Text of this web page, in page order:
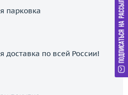
парковка
доставка по всей России!